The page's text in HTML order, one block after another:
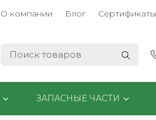
О компании Блог Сертификаты
ЗАПАСНЫЕ ЧАСТИ